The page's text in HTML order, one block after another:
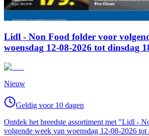
Lidl - Non Food folder voor
woensdag 12-08-2026 tot dinsdag
Nieuw
Geldig voor 10 dagen
Ontdek het breedste assortiment met "Lidl -
volgende week van woensdag 12-08-2026